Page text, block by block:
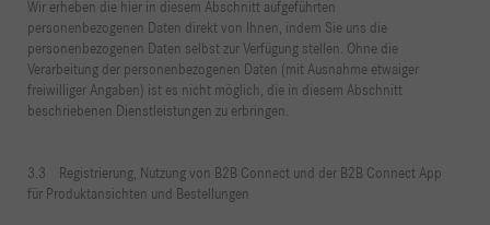
Wir erheben die hier in diesem Abschnitt aufgeführten
personenbezogenen Daten direkt von Ihnen, indem Sie uns die
personenbezogenen Daten selbst zur Verfügung stellen. Ohne die
Verarbeitung der personenbezogenen Daten (mit Ausnahme etwaiger
freiwilliger Angaben) ist es nicht möglich, die in diesem Abschnitt
beschriebenen Dienstleistungen zu erbringen.
3.3 Registrierung, Nutzung von B2B Connect und der B2B Connect App
für Produktansichten und Bestellungen